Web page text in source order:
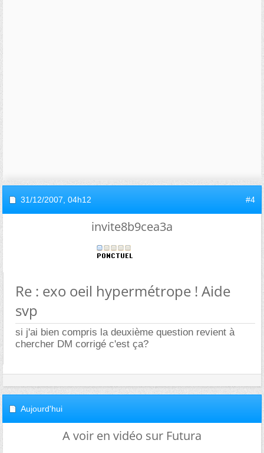
31/12/2007, 04h12 #4
invite8b9cea3a
Re : exo oeil hypermétrope ! Aide
svp
si j'ai bien compris la deuxième question revient à
chercher DM corrigé c'est ça?
Aujourd'hui
A voir en vidéo sur Futura